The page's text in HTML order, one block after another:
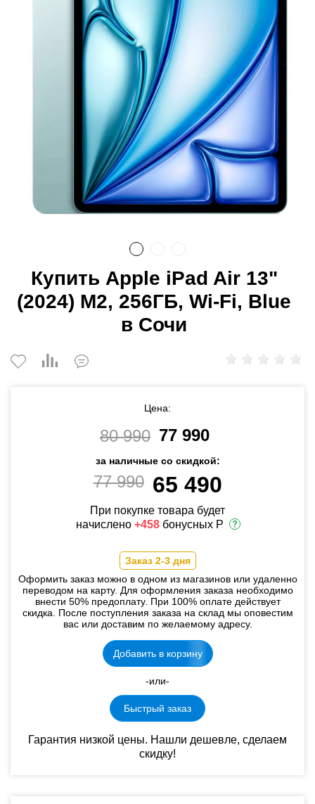
Купить Apple iPad Air 13"
(2024) M2, 256ГБ, Wi-Fi, Blue
в Сочи
Цена:
80 990 77 990
за наличные со скидкой:
77 990 65 490
При покупке товара будет
начислено +458 бонусных Р
Заказ 2-3 дня
Оформить заказ можно в одном из магазинов или удаленно
переводом на карту. Для оформления заказа необходимо
внести 50% предоплату. При 100% оплате действует
скидка. После поступления заказа на склад мы оповестим
вас или доставим по желаемому адресу.
Добавить в корзину
-или-
Быстрый заказ
Гарантия низкой цены. Нашли дешевле, сделаем
скидку!